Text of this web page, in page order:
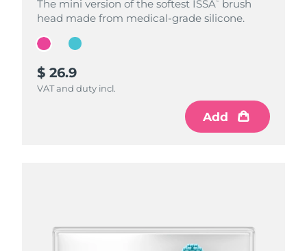
The mini version of the softest ISSA ™
brush
head made from medical-grade silicone.
$ 26.9
VAT and duty incl.
Add
The mini version of the softest ISSA ™
brush
head made from medical-grade silicone.
$ 26.9
VAT and duty incl.
Add